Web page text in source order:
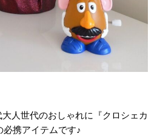
人世代のおしゃれに『クロシェカ
携アイテムです♪